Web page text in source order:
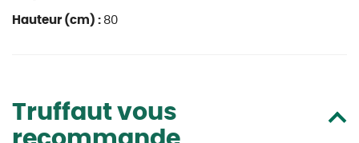
Hauteur (cm) : 80
Truffaut vous